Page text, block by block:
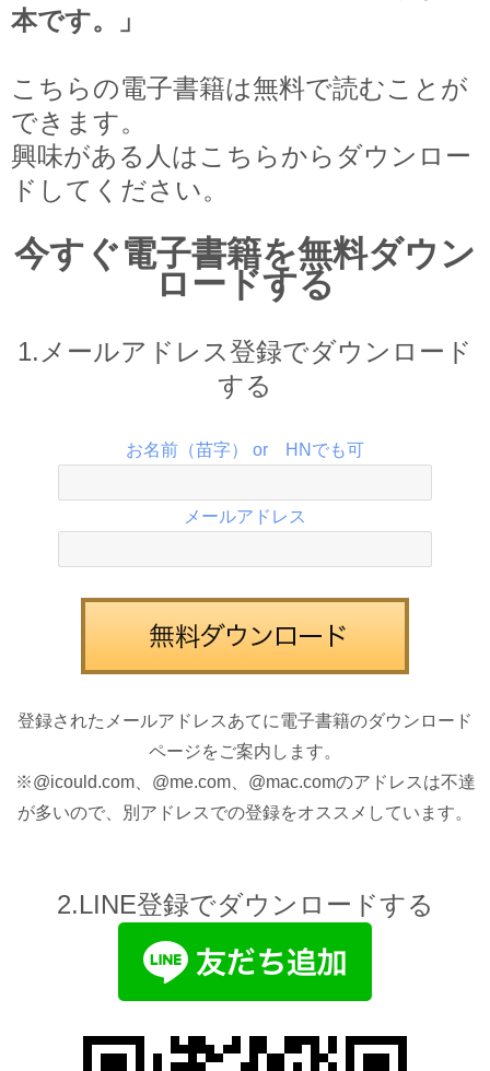
本です。」
こちらの電子書籍は無料で読むことが
できます。
興味がある人はこちらからダウンロー
ドしてください。
今すぐ電子書籍を無料ダウン
ロードする
1.メールアドレス登録でダウンロード
する
お名前（苗字） or HNでも可
メールアドレス
登録されたメールアドレスあてに電子書籍のダウンロード
ページをご案内します。
※@icould.com、@me.com、@mac.comのアドレスは不達
が多いので、別アドレスでの登録をオススメしています。
2.LINE登録でダウンロードする